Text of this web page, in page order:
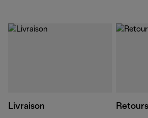
Livraison Retours